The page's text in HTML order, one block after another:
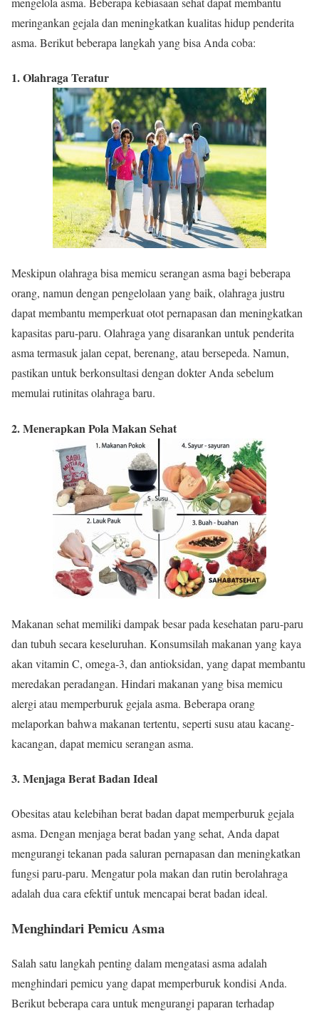
meringankan gejala dan meningkatkan kualitas hidup penderita
asma. Berikut beberapa langkah yang bisa Anda coba:
1. Olahraga Teratur
Meskipun olahraga bisa memicu serangan asma bagi beberapa
orang, namun dengan pengelolaan yang baik, olahraga justru
dapat membantu memperkuat otot pernapasan dan meningkatkan
kapasitas paru-paru. Olahraga yang disarankan untuk penderita
asma termasuk jalan cepat, berenang, atau bersepeda. Namun,
pastikan untuk berkonsultasi dengan dokter Anda sebelum
memulai rutinitas olahraga baru.
2. Menerapkan Pola Makan Sehat
Makanan sehat memiliki dampak besar pada kesehatan paru-paru
dan tubuh secara keseluruhan. Konsumsilah makanan yang kaya
akan vitamin C, omega-3, dan antioksidan, yang dapat membantu
meredakan peradangan. Hindari makanan yang bisa memicu
alergi atau memperburuk gejala asma. Beberapa orang
melaporkan bahwa makanan tertentu, seperti susu atau kacang-
kacangan, dapat memicu serangan asma.
3. Menjaga Berat Badan Ideal
Obesitas atau kelebihan berat badan dapat memperburuk gejala
asma. Dengan menjaga berat badan yang sehat, Anda dapat
mengurangi tekanan pada saluran pernapasan dan meningkatkan
fungsi paru-paru. Mengatur pola makan dan rutin berolahraga
adalah dua cara efektif untuk mencapai berat badan ideal.
Menghindari Pemicu Asma
Salah satu langkah penting dalam mengatasi asma adalah
menghindari pemicu yang dapat memperburuk kondisi Anda.
Berikut beberapa cara untuk mengurangi paparan terhadap